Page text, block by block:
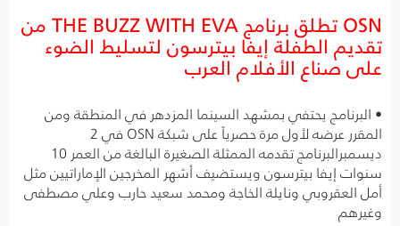
OSN تطلق برنامج THE BUZZ WITH EVA من
تقديم الطفلة إيفا بيترسون لتسليط الضوء
على صناع الأفلام العرب
• البرنامج يحتفي بمشهد السينما المزدهر في المنطقة ومن
المقرر عرضه لأول مرة حصرياً على شبكة OSN في 2
ديسمبرالبرنامج تقدمه الممثلة الصغيرة البالغة من العمر 10
سنوات إيفا بيترسون ويستضيف أشهر المخرجين الإماراتيين مثل
أمل العقروبي ونايلة الخاجة ومحمد سعيد حارب وعلي مصطفى
وغيرهم